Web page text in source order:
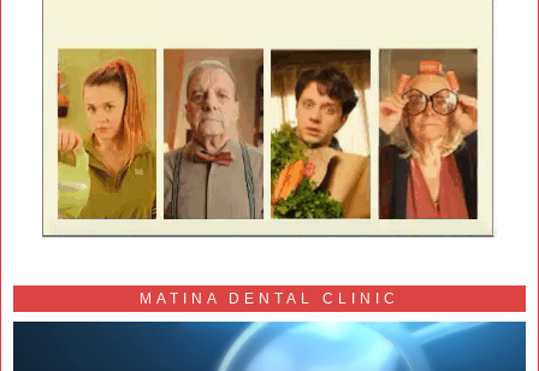
MATINA DENTAL CLINIC